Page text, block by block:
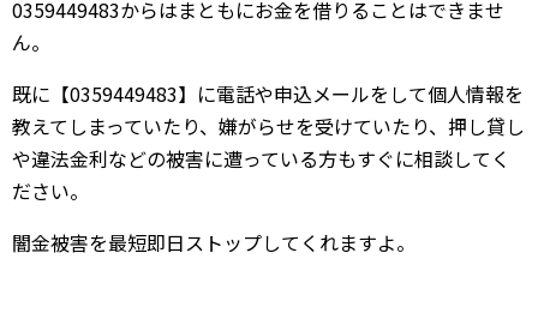
0359449483からはまともにお金を借りることはできませ
ん。
既に【0359449483】に電話や申込メールをして個人情報を
教えてしまっていたり、嫌がらせを受けていたり、押し貸し
や違法金利などの被害に遭っている方もすぐに相談してく
ださい。
闇金被害を最短即日ストップしてくれますよ。